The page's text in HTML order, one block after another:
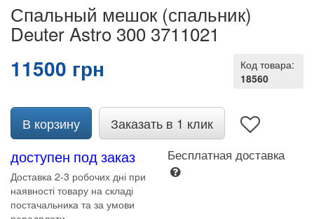
Спальный мешок (спальник)
Deuter Astro 300 3711021
Код товара:
18560
11500 грн
В корзину Заказать в 1 клик
доступен под заказ
Доставка 2-3 робочих дні при
наявності товару на складі
постачальника та за умови
Бесплатная доставка